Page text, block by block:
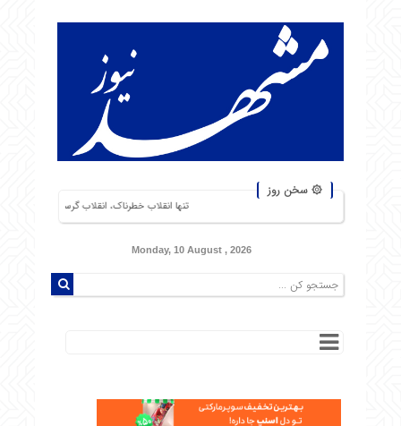
۞ سخن روز
تنها انقلاب خطرناک، انقلاب گرسنگان است. من از شورشهایی که
Monday, 10 August , 2026